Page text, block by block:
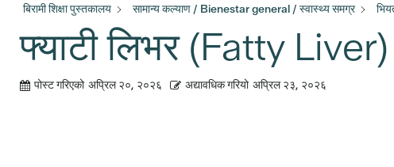
बिरामी शिक्षा पुस्तकालय
सामान्य कल्याण / Bienestar general / स्वास्थ्य समग्र
फ्याटी लिभर (Fatty Liver)
पोस्ट गरिएको अप्रिल २०, २०२६ अद्यावधिक गरियो अप्रिल २३, २०२६